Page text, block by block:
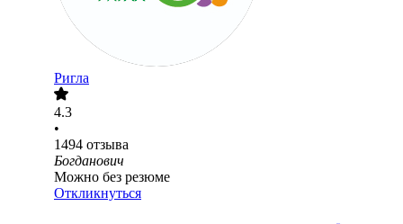
Ригла
4.3
•
1494 отзыва
Богданович
Можно без резюме
Откликнуться